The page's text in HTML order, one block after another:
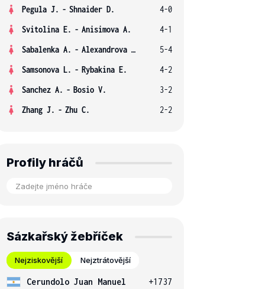
Pegula J. - Shnaider D.
4-0
Svitolina E. - Anisimova A.
4-1
Sabalenka A. - Alexandrova E.
5-4
Samsonova L. - Rybakina E.
4-2
Sanchez A. - Bosio V.
3-2
Zhang J. - Zhu C. 2-2
Profily hráčů
Sázkařský žebříček
Nejziskovější Nejztrátovější
Cerundolo Juan Manuel
+1737